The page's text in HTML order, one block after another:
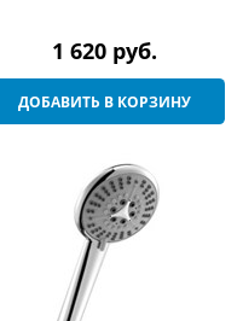
1 620 руб.
ДОБАВИТЬ В КОРЗИНУ